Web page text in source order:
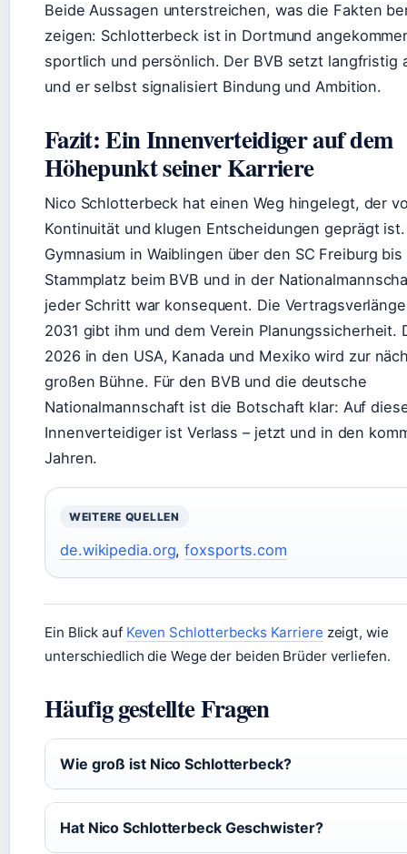
Beide Aussagen unterstreichen, was die Fakten
zeigen: Schlotterbeck ist in Dortmund
sportlich und persönlich. Der BVB setzt langfristig
und er selbst signalisiert Bindung und Ambition.
Fazit: Ein Innenverteidiger auf dem
Höhepunkt seiner Karriere
Nico Schlotterbeck hat einen Weg hingelegt, der
Kontinuität und klugen Entscheidungen geprägt ist.
Gymnasium in Waiblingen über den SC Freiburg bis
Stammplatz beim BVB und in der
jeder Schritt war konsequent. Die
2031 gibt ihm und dem Verein Planungssicherheit.
2026 in den USA, Kanada und Mexiko wird zur
großen Bühne. Für den BVB und die deutsche
Nationalmannschaft ist die Botschaft klar: Auf
Innenverteidiger ist Verlass – jetzt und in den
Jahren.
WEITERE QUELLEN
de.wikipedia.org,foxsports.com
Ein Blick auf Keven Schlotterbecks Karriere zeigt, wie
unterschiedlich die Wege der beiden Brüder verliefen.
Häufig gestellte Fragen
Wie groß ist Nico Schlotterbeck?
Hat Nico Schlotterbeck Geschwister?